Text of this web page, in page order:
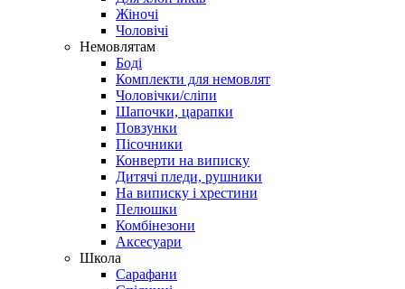
Жіночі
Чоловічі
Немовлятам
Боді
Комплекти для немовлят
Чоловічки/сліпи
Шапочки, царапки
Повзунки
Пісочники
Конверти на виписку
Дитячі пледи, рушники
На виписку і хрестини
Пелюшки
Комбінезони
Аксесуари
Школа
Сарафани